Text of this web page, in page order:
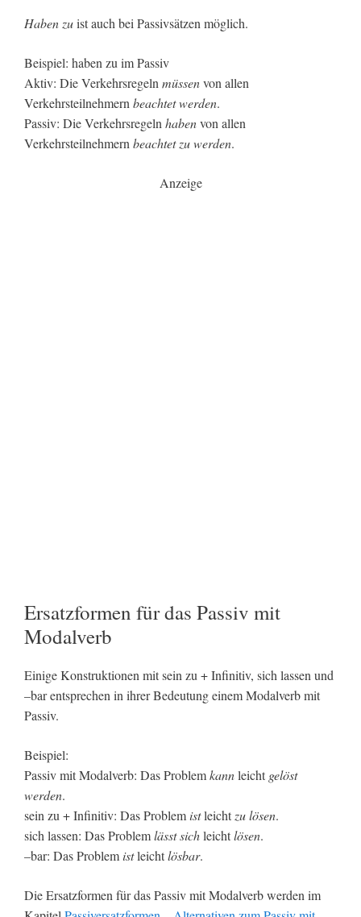
Haben zuist auch bei Passivsätzen möglich.
Beispiel: haben zu im Passiv
Aktiv: Die Verkehrsregeln müssenvon allen
Verkehrsteilnehmern beachtet werden.
Passiv: Die Verkehrsregeln habenvon allen
Verkehrsteilnehmern beachtet zu werden.
Anzeige
Ersatzformen für das Passiv mit
Modalverb
Einige Konstruktionen mit sein zu + Infinitiv, sich lassen und
–bar entsprechen in ihrer Bedeutung einem Modalverb mit
Passiv.
Beispiel:
Passiv mit Modalverb: Das Problemkannleicht gelöst
werden.
sein zu + Infinitiv: Das Problem istleicht zu lösen.
sich lassen: Das Problemlässt sichleichtlösen.
–bar: Das Problem istleichtlösbar.
Die Ersatzformen für das Passiv mit Modalverb werden im